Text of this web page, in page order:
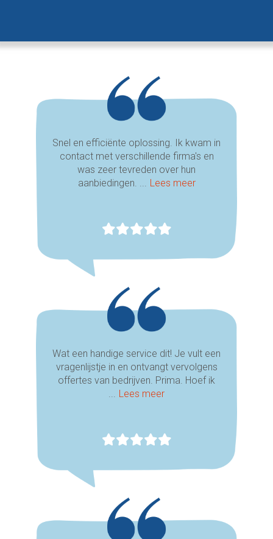
Snel en efficiënte oplossing. Ik kwam in
contact met verschillende firma's en
was zeer tevreden over hun
aanbiedingen. ... Lees meer
Wat een handige service dit! Je vult een
vragenlijstje in en ontvangt vervolgens
offertes van bedrijven. Prima. Hoef ik
... Lees meer